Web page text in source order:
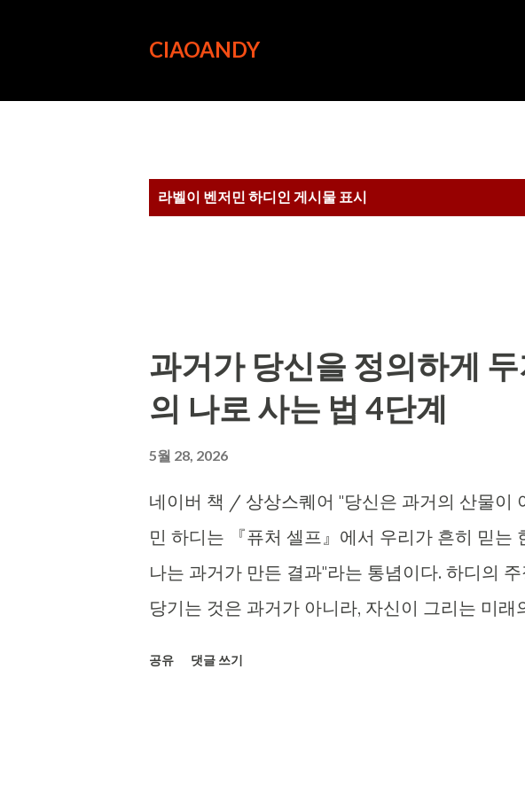
CIAOANDY
라벨이 벤저민 하디인 게시물 표시
과거가 당신을 정의하게
의 나로 사는 법 4단계
5월 28, 2026
네이버 책 / 상상스퀘어 "당신은 과거의 산물이
민 하디는 『퓨처 셀프』에서 우리가 흔히 믿는
나는 과거가 만든 결과"라는 통념이다. 하디의
당기는 것은 과거가 아니라, 자신이 그리는 미래
공유 댓글 쓰기